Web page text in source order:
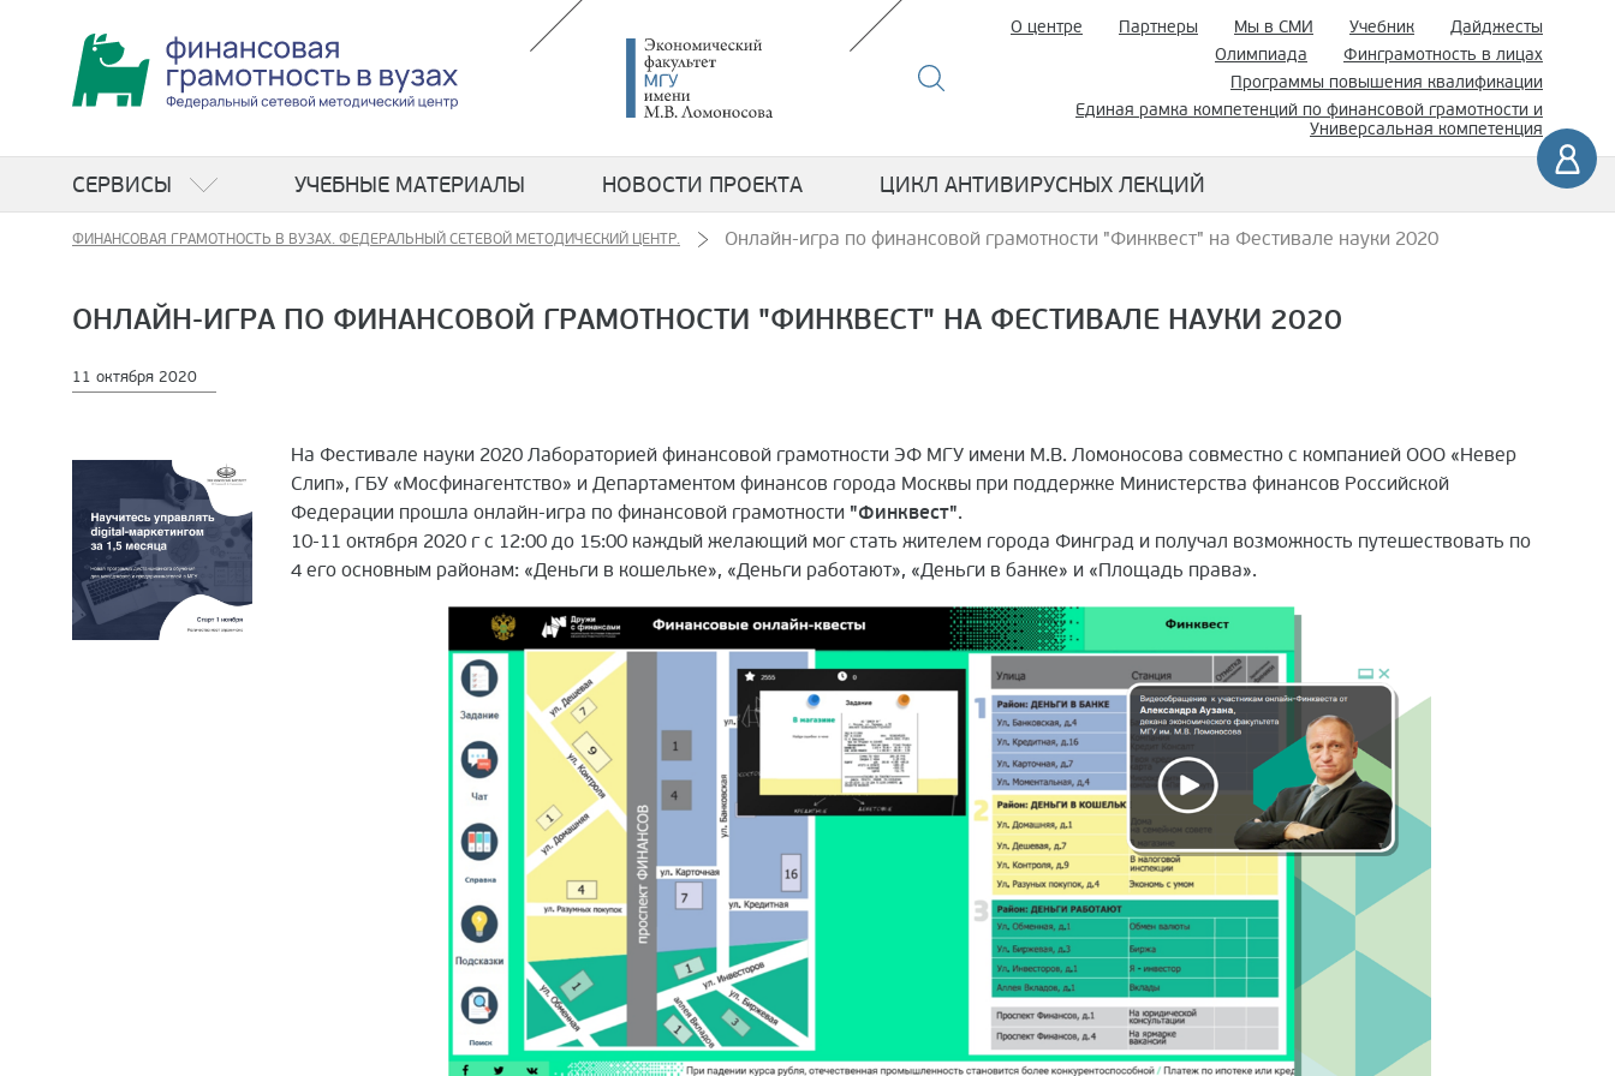
О центре Партнеры Мы в СМИ Учебник
Дайджесты
Олимпиада
Финграмотность в лицах
Программы повышения квалификации
Единая рамка компетенций по финансовой грамотности и
Универсальная компетенция
СЕРВИСЫ УЧЕБНЫЕ МАТЕРИАЛЫ НОВОСТИ ПРОЕКТА ЦИКЛ АНТИВИРУСНЫХ ЛЕКЦИЙ
ФИНАНСОВАЯ ГРАМОТНОСТЬ В ВУЗАХ. ФЕДЕРАЛЬНЫЙ СЕТЕВОЙ МЕТОДИЧЕСКИЙ ЦЕНТР. Онлайн-игра по финансовой грамотности "Финквест" на Фестивале науки 2020
ОНЛАЙН-ИГРА ПО ФИНАНСОВОЙ ГРАМОТНОСТИ "ФИНКВЕСТ" НА ФЕСТИВАЛЕ НАУКИ 2020
11 октября 2020
На Фестивале науки 2020 Лабораторией финансовой грамотности ЭФ МГУ имени М.В. Ломоносова совместно с компанией ООО «Невер
Слип», ГБУ «Мосфинагентство» и Департаментом финансов города Москвы при поддержке Министерства финансов Российской
Федерации прошла онлайн-игра по финансовой грамотности "Финквест".
10-11 октября 2020 г с 12:00 до 15:00 каждый желающий мог стать жителем города Финград и получал возможность путешествовать по
4 его основным районам: «Деньги в кошельке», «Деньги работают», «Деньги в банке» и «Площадь права».